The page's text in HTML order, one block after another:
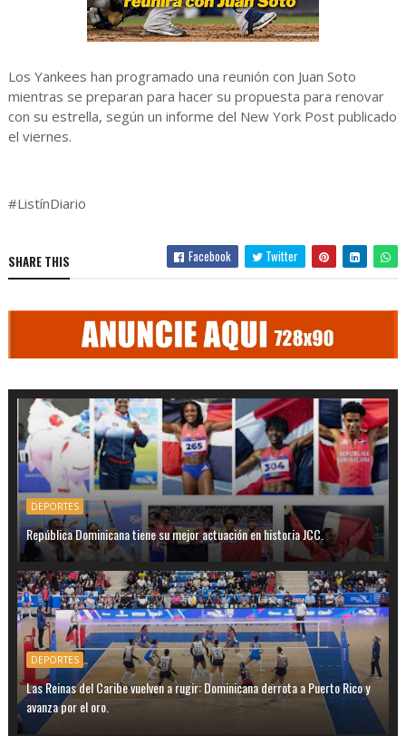
Los Yankees han programado una reunión con Juan Soto
mientras se preparan para hacer su propuesta para renovar
con su estrella, según un informe del New York Post publicado
el viernes.
#ListínDiario
SHARE THIS Facebook Twitter
DEPORTES
República Dominicana tiene su mejor actuación en historia JCC.
DEPORTES
Las Reinas del Caribe vuelven a rugir: Dominicana derrota a Puerto Rico y
avanza por el oro.